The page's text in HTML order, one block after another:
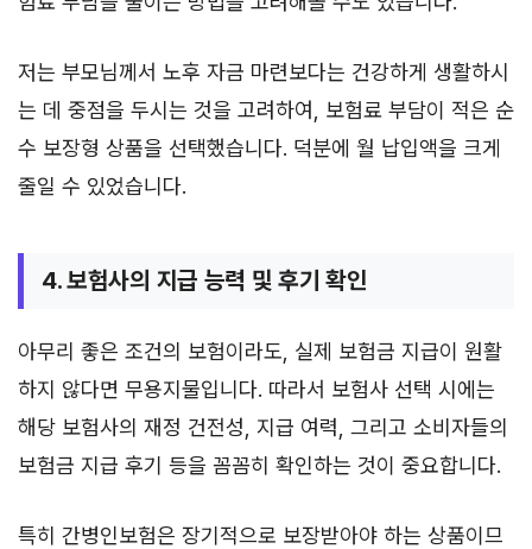
저는 부모님께서 노후 자금 마련보다는 건강하게 생활하시
는 데 중점을 두시는 것을 고려하여, 보험료 부담이 적은 순
수 보장형 상품을 선택했습니다. 덕분에 월 납입액을 크게
줄일 수 있었습니다.
4. 보험사의 지급 능력 및 후기 확인
아무리 좋은 조건의 보험이라도, 실제 보험금 지급이 원활
하지 않다면 무용지물입니다. 따라서 보험사 선택 시에는
해당 보험사의 재정 건전성, 지급 여력, 그리고 소비자들의
보험금 지급 후기 등을 꼼꼼히 확인하는 것이 중요합니다.
특히 간병인보험은 장기적으로 보장받아야 하는 상품이므